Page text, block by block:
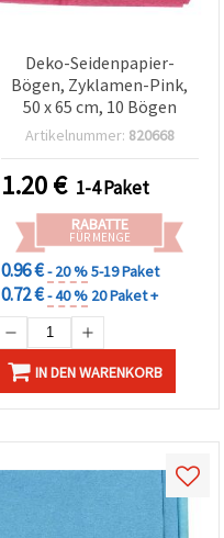
Deko-Seidenpapier-
Bögen, Zyklamen-Pink,
50 x 65 cm, 10 Bögen
Artikelnummer: 820668
1.20€ 1-4 Paket
RABATTE
FÜR MENGE
0.96 €- 20 %5-19 Paket
0.72 €- 40 % 20 Paket +
IN DEN WARENKORB